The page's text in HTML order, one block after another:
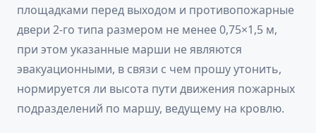
площадками перед выходом и противопожарные
двери 2-го типа размером не менее 0,75×1,5 м,
при этом указанные марши не являются
эвакуационными, в связи с чем прошу утонить,
нормируется ли высота пути движения пожарных
подразделений по маршу, ведущему на кровлю.